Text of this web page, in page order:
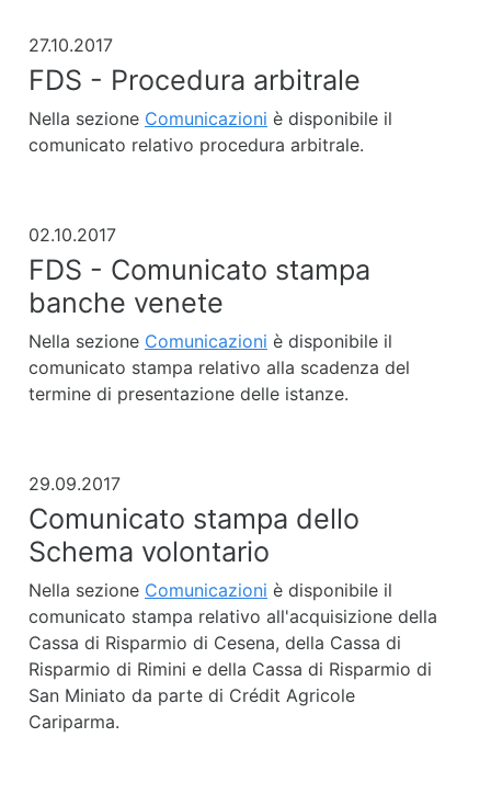
27.10.2017
FDS - Procedura arbitrale
Nella sezione Comunicazioni è disponibile il
comunicato relativo procedura arbitrale.
02.10.2017
FDS - Comunicato stampa
banche venete
Nella sezione Comunicazioni è disponibile il
comunicato stampa relativo alla scadenza del
termine di presentazione delle istanze.
29.09.2017
Comunicato stampa dello
Schema volontario
Nella sezione Comunicazioni è disponibile il
comunicato stampa relativo all'acquisizione della
Cassa di Risparmio di Cesena, della Cassa di
Risparmio di Rimini e della Cassa di Risparmio di
San Miniato da parte di Crédit Agricole
Cariparma.